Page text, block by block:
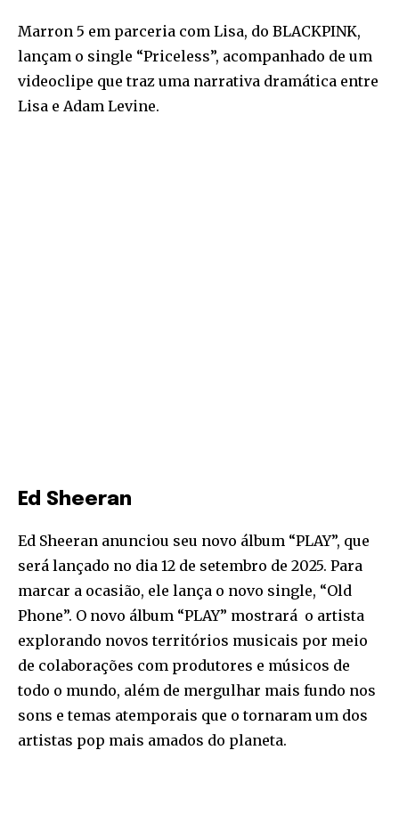
Marron 5 em parceria com Lisa, do BLACKPINK,
lançam o single “Priceless”, acompanhado de um
videoclipe que traz uma narrativa dramática entre
Lisa e Adam Levine.
Ed Sheeran
Ed Sheeran anunciou seu novo álbum “PLAY”, que
será lançado no dia 12 de setembro de 2025. Para
marcar a ocasião, ele lança o novo single, “Old
Phone”. O novo álbum “PLAY” mostrará o artista
explorando novos territórios musicais por meio
de colaborações com produtores e músicos de
todo o mundo, além de mergulhar mais fundo nos
sons e temas atemporais que o tornaram um dos
artistas pop mais amados do planeta.